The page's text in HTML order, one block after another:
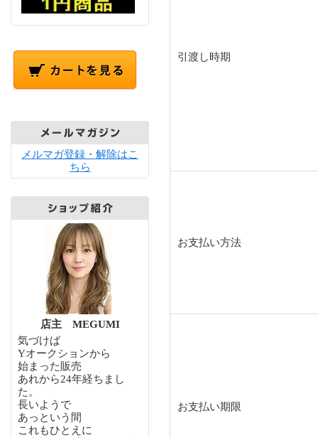
メルマガ登録・解除はこ
ちら
店主 MEGUMI
気づけば
Yオークションから
始まった販売
あれから24年経ちまし
た。
長いようで
あっという間
これもひとえに
引渡し時期
お支払い方法
お支払い期限